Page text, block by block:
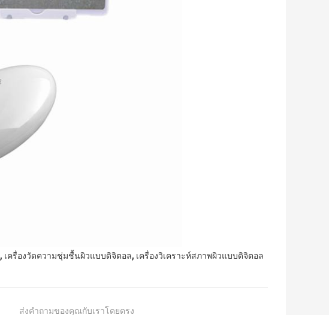
, เครื่องวัดความชุ่มชื้นผิวแบบดิจิตอล, เครื่องวิเคราะห์สภาพผิวแบบดิจิตอล
ส่งคำถามของคุณกับเราโดยตรง